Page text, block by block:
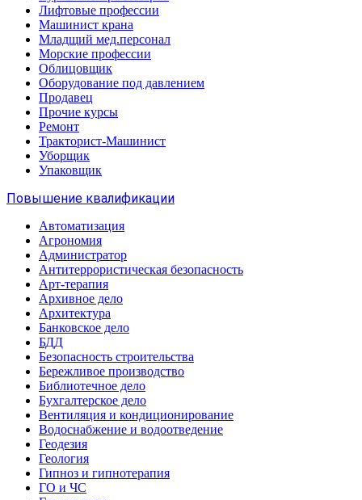
Лифтовые профессии
Машинист крана
Младщий мед.персонал
Морские профессии
Облицовщик
Оборудование под давлением
Продавец
Прочие курсы
Ремонт
Тракторист-Машинист
Уборщик
Упаковщик
Повышение квалификации
Автоматизация
Агрономия
Администратор
Антитеррористическая безопасность
Арт-терапия
Архивное дело
Архитектура
Банковское дело
БДД
Безопасность строительства
Бережливое производство
Библиотечное дело
Бухгалтерское дело
Вентиляция и кондиционирование
Водоснабжение и водоотведение
Геодезия
Геология
Гипноз и гипнотерапия
ГО и ЧС